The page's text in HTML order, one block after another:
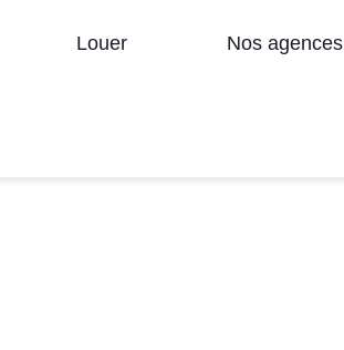
Louer Nos agences